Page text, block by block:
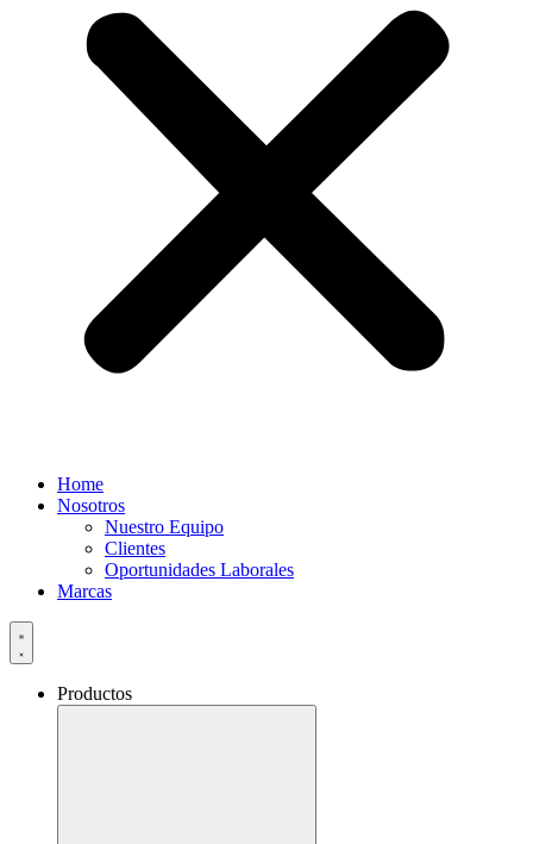
Home
Nosotros
Nuestro Equipo
Clientes
Oportunidades Laborales
Marcas
Productos